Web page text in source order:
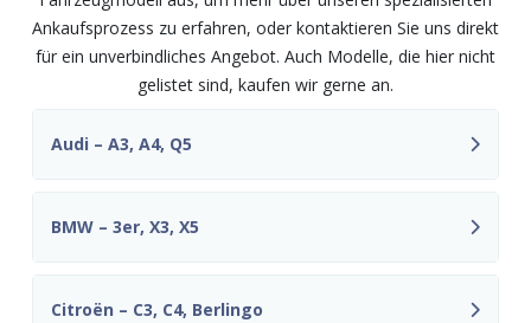
Ankaufsprozess zu erfahren, oder kontaktieren Sie uns direkt
für ein unverbindliches Angebot. Auch Modelle, die hier nicht
gelistet sind, kaufen wir gerne an.
Audi – A3, A4, Q5
BMW – 3er, X3, X5
Citroën – C3, C4, Berlingo